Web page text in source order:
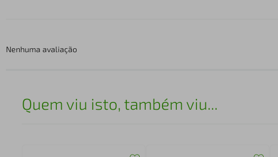
Nenhuma avaliação
Quem viu isto, também viu...